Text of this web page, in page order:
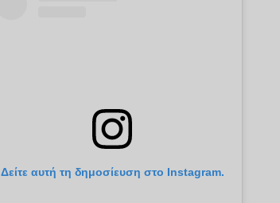
Δείτε αυτή τη δημοσίευση στο Instagram.